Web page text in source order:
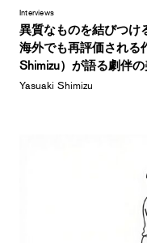
Interviews
異質なものを結びつけ
海外でも再評価される
Shimizu）が語る劇伴
Yasuaki Shimizu